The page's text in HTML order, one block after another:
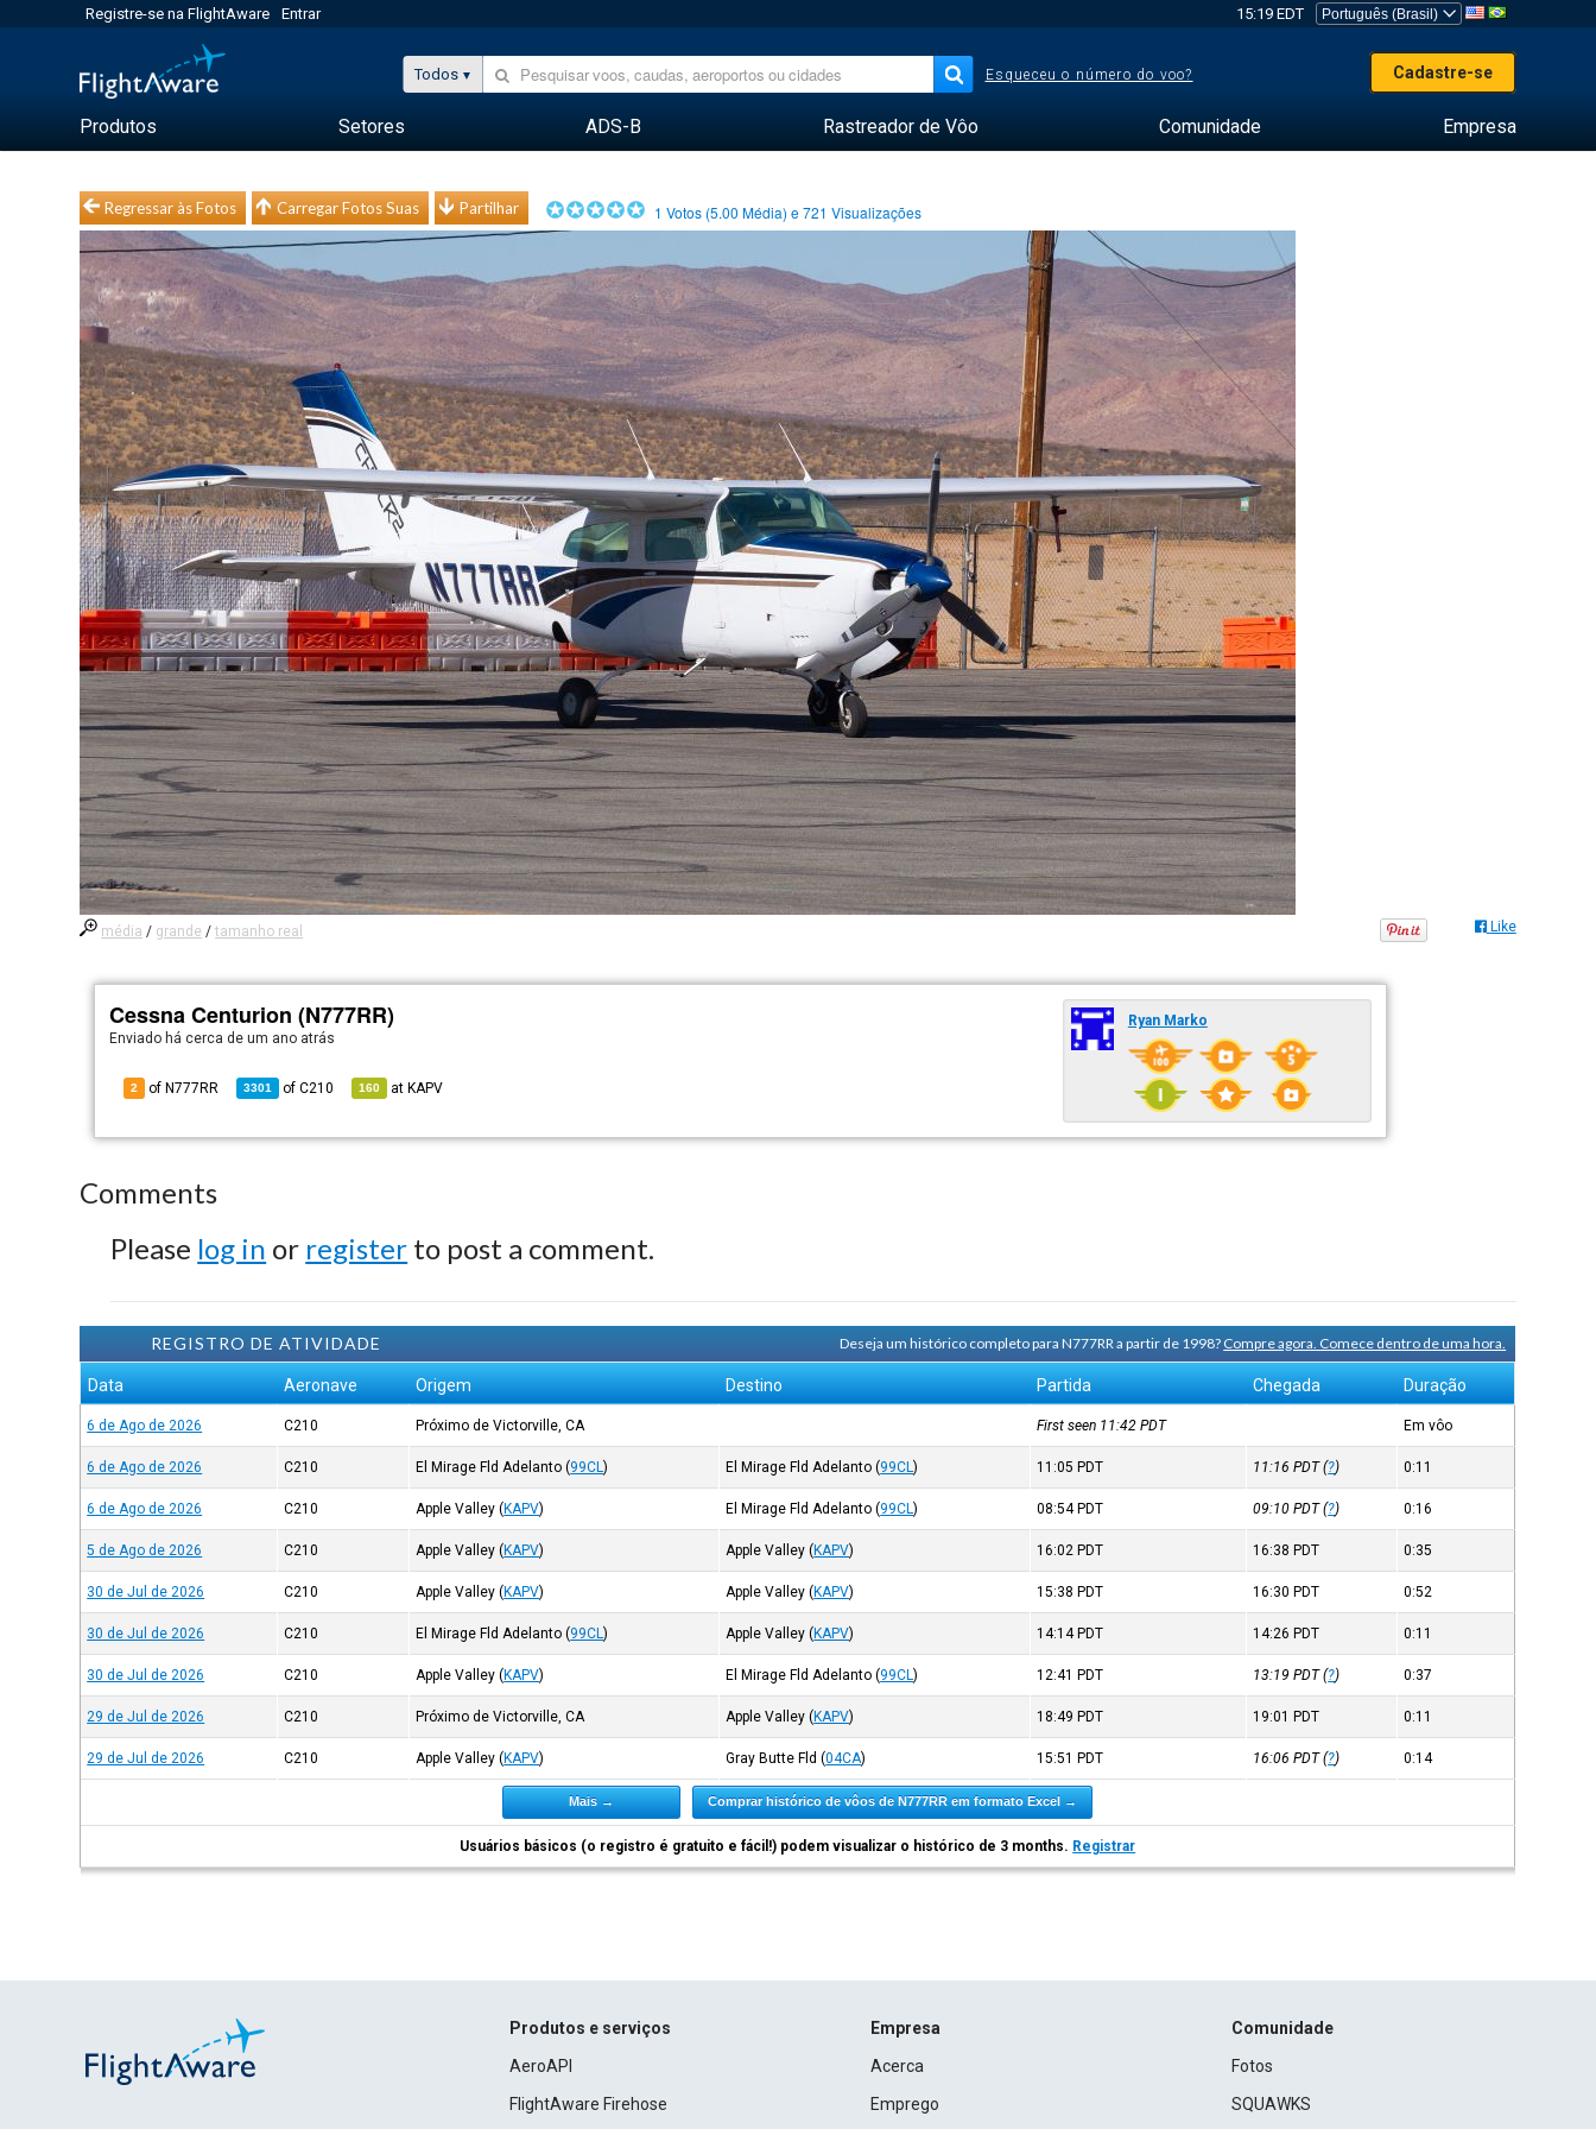
Registre-se na FlightAware Entrar 15:19 EDT
Todos Esqueceu o número do voo? Cadastre-se
Produtos Setores ADS-B Rastreador de Vôo Comunidade Empresa
Regressar às Fotos Carregar Fotos Suas Partilhar 1 Votos (5.00 Média) e721 Visualizações
média / grande /tamanho real Like
Cessna Centurion (N777RR)
Enviado há cerca de um ano atrás
2 of N777RR 3301 ofC210 160 at KAPV
Ryan Marko
Comments
Please log in or register to post a comment.
REGISTRO DE ATIVIDADE Deseja um histórico completo para N777RR a partir de 1998?Compre agora. Comece dentro de uma hora.
Data Aeronave Origem Destino Partida Chegada Duração
6 de Ago de 2026 C210 Próximo de Victorville, CA First seen 11:42PDT Em vôo
6 de Ago de 2026 C210 El Mirage Fld Adelanto (99CL) El Mirage Fld Adelanto (99CL) 11:05 PDT 11:16PDT(?) 0:11
6 de Ago de 2026 C210 Apple Valley (KAPV) El Mirage Fld Adelanto (99CL) 08:54 PDT 09:10PDT(?) 0:16
5 de Ago de 2026 C210 Apple Valley (KAPV) Apple Valley (KAPV) 16:02 PDT 16:38 PDT 0:35
30 de Jul de 2026 C210 Apple Valley (KAPV) Apple Valley (KAPV) 15:38 PDT 16:30 PDT 0:52
30 de Jul de 2026 C210 El Mirage Fld Adelanto (99CL) Apple Valley (KAPV) 14:14 PDT 14:26 PDT 0:11
30 de Jul de 2026 C210 Apple Valley (KAPV) El Mirage Fld Adelanto (99CL) 12:41 PDT 13:19PDT(?) 0:37
29 de Jul de 2026 C210 Próximo de Victorville, CA Apple Valley (KAPV) 18:49 PDT 19:01 PDT 0:11
29 de Jul de 2026 C210 Apple Valley (KAPV) Gray Butte Fld (04CA) 15:51 PDT 16:06PDT(?) 0:14
Mais → Comprar histórico de vôos de N777RR em formato Excel →
Usuários básicos (o registro é gratuito e fácil!) podem visualizar o histórico de 3 months. Registrar
Produtos e serviços
AeroAPI
FlightAware Firehose
Empresa
Acerca
Emprego
Comunidade
Fotos
SQUAWKS